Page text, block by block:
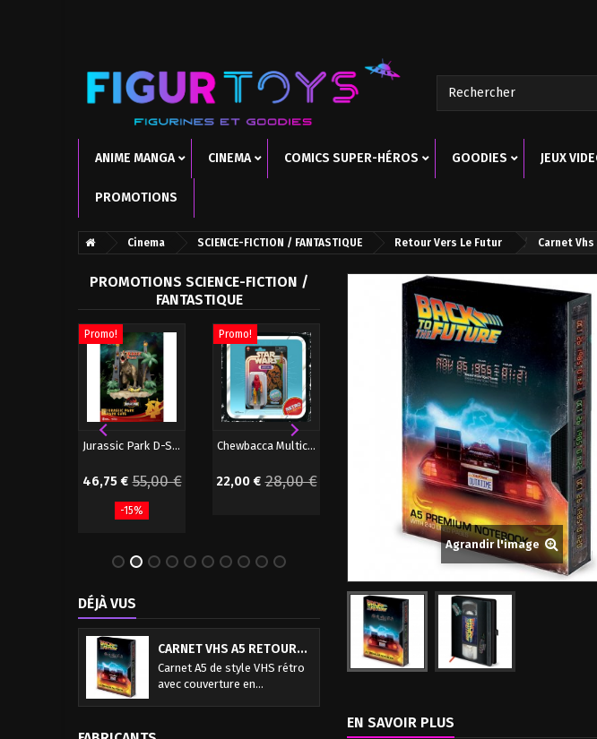
ANIME MANGA CINEMA COMICS SUPER-HÉROS GOODIES JEUX
PROMOTIONS
Cinema SCIENCE-FICTION / FANTASTIQUE Retour Vers Le Futur Carnet
PROMOTIONS SCIENCE-FICTION /
FANTASTIQUE
Promo!
Jurassic Park D-Stage Diorama Park Gate...
46,75 € 55,00 €
-15%
Promo!
Chewbacca Multicolor Star Wars Retro...
22,00 € 28,00 €
Blowout Alien Warrior 1/18 Scale Previews...
29,00 €
Promo!
Shoretrooper Star Wars The Mandalorian...
29,00 € 34,00 €
DÉJÀ VUS
CARNET VHS A5 RETOUR...
Carnet A5 de style VHS rétro
avec couverture en...
Agrandir l'image
EN SAVOIR PLUS